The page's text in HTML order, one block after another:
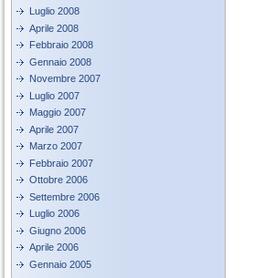
Luglio 2008
Aprile 2008
Febbraio 2008
Gennaio 2008
Novembre 2007
Luglio 2007
Maggio 2007
Aprile 2007
Marzo 2007
Febbraio 2007
Ottobre 2006
Settembre 2006
Luglio 2006
Giugno 2006
Aprile 2006
Gennaio 2005